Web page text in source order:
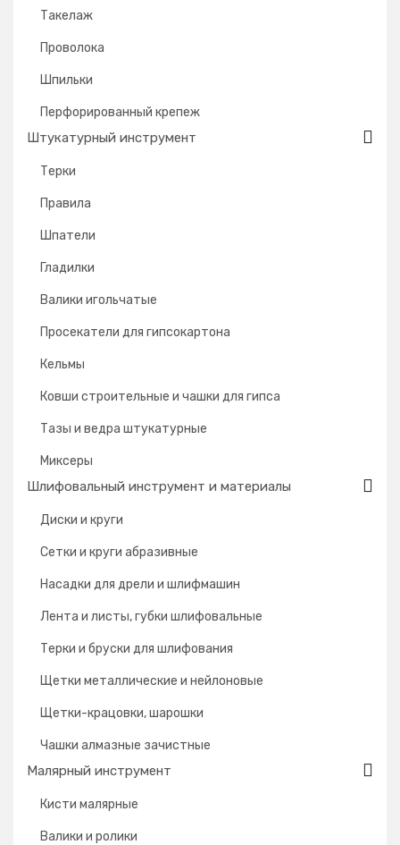
Такелаж
Проволока
Шпильки
Перфорированный крепеж
Штукатурный инструмент
Терки
Правила
Шпатели
Гладилки
Валики игольчатые
Просекатели для гипсокартона
Кельмы
Ковши строительные и чашки для гипса
Тазы и ведра штукатурные
Миксеры
Шлифовальный инструмент и материалы
Диски и круги
Сетки и круги абразивные
Насадки для дрели и шлифмашин
Лента и листы, губки шлифовальные
Терки и бруски для шлифования
Щетки металлические и нейлоновые
Щетки-крацовки, шарошки
Чашки алмазные зачистные
Малярный инструмент
Кисти малярные
Валики и ролики